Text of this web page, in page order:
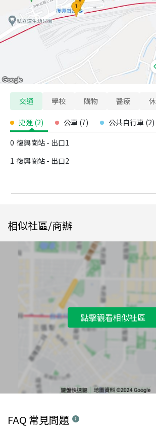
交通 學校 購物 醫療
捷運 (2) 公車 (7) 公共自行車 (2)
0 復興崗站 - 出口1
1 復興崗站 - 出口2
相似社區/商辦
點擊觀看相似社區
FAQ 常見問題